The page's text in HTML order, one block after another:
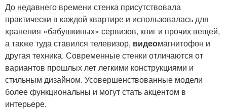
До недавнего времени стенка присутствовала
практически в каждой квартире и использовалась для
хранения «бабушкиных» сервизов, книг и прочих вещей,
а также туда ставился телевизор, видеомагнитофон и
другая техника. Современные стенки отличаются от
вариантов прошлых лет легкими конструкциями и
стильным дизайном. Усовершенствованные модели
более функциональны и могут стать акцентом в
интерьере.